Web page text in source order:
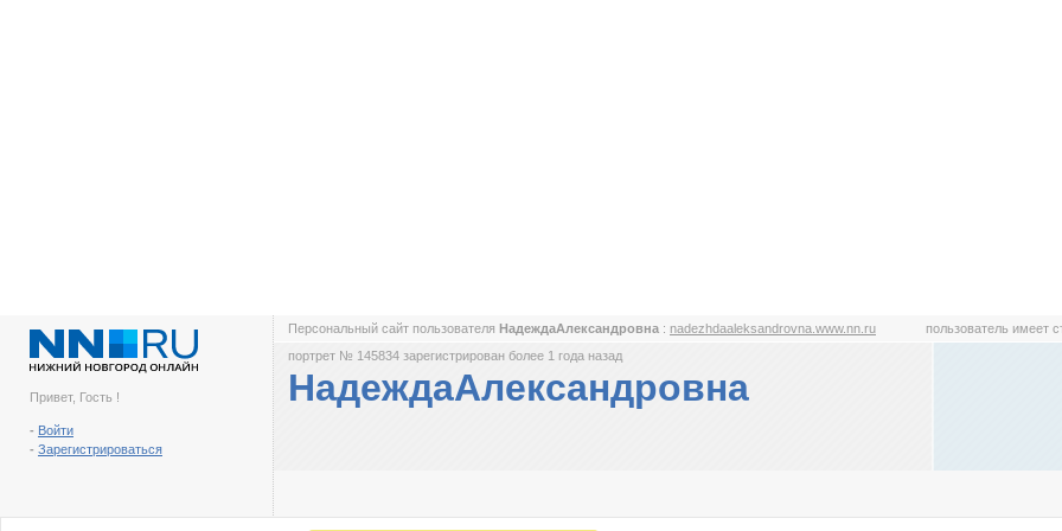
Привет, Гость !
- Войти
- Зарегистрироваться
Персональный сайт пользователя НадеждаАлександровна : nadezhdaaleksandrovna.www.nn.ru пользователь имеет
портрет № 145834 зарегистрирован более 1 года назад
НадеждаАлександровна